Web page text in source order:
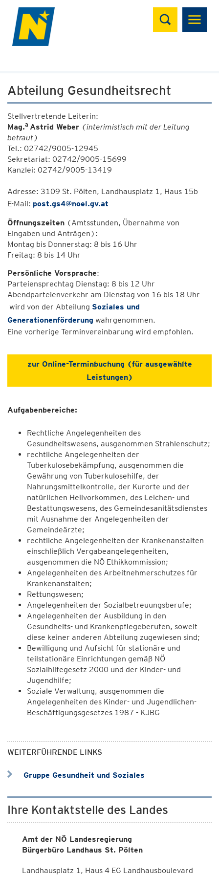
Suchen
Abteilung Gesundheitsrecht
Stellvertretende Leiterin:
Mag.a Astrid Weber (interimistisch mit der Leitung
betraut)
Tel.: 02742/9005-12945
Sekretariat: 02742/9005-15699
Kanzlei: 02742/9005-13419
Adresse: 3109 St. Pölten, Landhausplatz 1, Haus 15b
E-Mail: post.gs4@noel.gv.at
Öffnungszeiten (Amtsstunden, Übernahme von
Eingaben und Anträgen):
Montag bis Donnerstag: 8 bis 16 Uhr
Freitag: 8 bis 14 Uhr
Persönliche Vorsprache:
Parteiensprechtag Dienstag: 8 bis 12 Uhr
Abendparteienverkehr am Dienstag von 16 bis 18 Uhr
wird von der Abteilung Soziales und
Generationenförderung wahrgenommen.
Eine vorherige Terminvereinbarung wird empfohlen.
zur Online-Terminbuchung (für ausgewählte
Leistungen)
Aufgabenbereiche:
Rechtliche Angelegenheiten des
Gesundheitswesens, ausgenommen Strahlenschutz;
rechtliche Angelegenheiten der
Tuberkulosebekämpfung, ausgenommen die
Gewährung von Tuberkulosehilfe, der
Nahrungsmittelkontrolle, der Kurorte und der
natürlichen Heilvorkommen, des Leichen- und
Bestattungswesens, des Gemeindesanitätsdienstes
mit Ausnahme der Angelegenheiten der
Gemeindeärzte;
rechtliche Angelegenheiten der Krankenanstalten
einschließlich Vergabeangelegenheiten,
ausgenommen die NÖ Ethikkommission;
Angelegenheiten des Arbeitnehmerschutzes für
Krankenanstalten;
Rettungswesen;
Angelegenheiten der Sozialbetreuungsberufe;
Angelegenheiten der Ausbildung in den
Gesundheits- und Krankenpflegeberufen, soweit
diese keiner anderen Abteilung zugewiesen sind;
Bewilligung und Aufsicht für stationäre und
teilstationäre Einrichtungen gemäß NÖ
Sozialhilfegesetz 2000 und der Kinder- und
Jugendhilfe;
Soziale Verwaltung, ausgenommen die
Angelegenheiten des Kinder- und Jugendlichen-
Beschäftigungsgesetzes 1987 - KJBG
WEITERFÜHRENDE LINKS
Gruppe Gesundheit und Soziales
Ihre Kontaktstelle des Landes
Amt der NÖ Landesregierung
Bürgerbüro Landhaus St. Pölten
Landhausplatz 1, Haus 4 EG Landhausboulevard